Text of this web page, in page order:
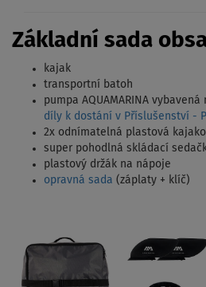
Základní sada
kajak
transportní batoh
pumpa AQUAMARINA
díly k dostání v Příslušenství -
2x odnímatelná plastová
super pohodlná skládací
plastový držák na nápoje
opravná sada (záplaty + klíč)